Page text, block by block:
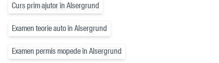
Curs prim ajutor în Alsergrund
Examen teorie auto în Alsergrund
Examen permis mopede în Alsergrund